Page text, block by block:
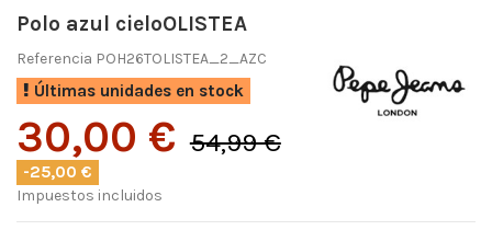
Polo azul cieloOLISTEA
Referencia POH26TOLISTEA_2_AZC
Últimas unidades en stock
30,00 € 54,99 €
-25,00 €
Impuestos incluidos